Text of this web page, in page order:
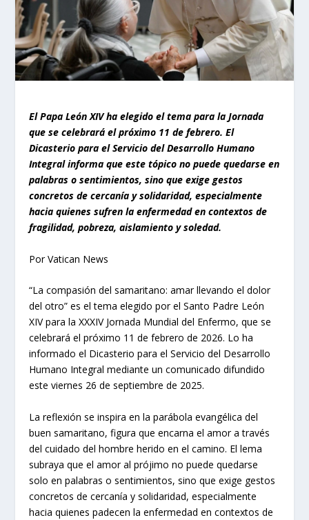
El Papa León XIV ha elegido el tema para la Jornada
que se celebrará el próximo 11 de febrero. El
Dicasterio para el Servicio del Desarrollo Humano
Integral informa que este tópico no puede quedarse en
palabras o sentimientos, sino que exige gestos
concretos de cercanía y solidaridad, especialmente
hacia quienes sufren la enfermedad en contextos de
fragilidad, pobreza, aislamiento y soledad.
Por Vatican News
“La compasión del samaritano: amar llevando el dolor
del otro” es el tema elegido por el Santo Padre León
XIV para la XXXIV Jornada Mundial del Enfermo, que se
celebrará el próximo 11 de febrero de 2026. Lo ha
informado el Dicasterio para el Servicio del Desarrollo
Humano Integral mediante un comunicado difundido
este viernes 26 de septiembre de 2025.
La reflexión se inspira en la parábola evangélica del
buen samaritano, figura que encarna el amor a través
del cuidado del hombre herido en el camino. El lema
subraya que el amor al prójimo no puede quedarse
solo en palabras o sentimientos, sino que exige gestos
concretos de cercanía y solidaridad, especialmente
hacia quienes padecen la enfermedad en contextos de